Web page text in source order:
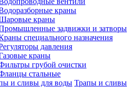
краны
краны
задвижки и затворы
специального назначения
давления
краны
грубой очистки
стальные
Трапы и сливы